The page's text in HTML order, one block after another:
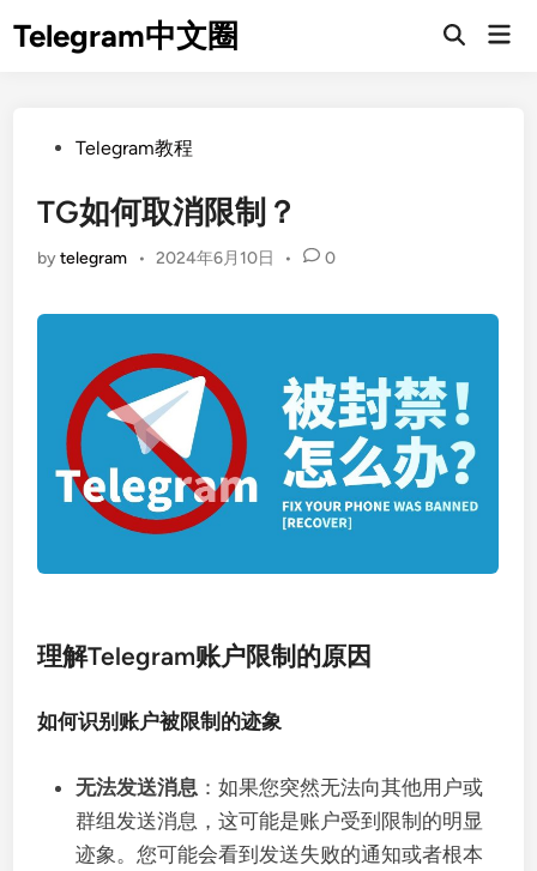
Telegram中文圈
Open
PostedTelegram教程
TG如何取消限制？
bytelegram • 2024年6月10日 • 0
理解Telegram账户限制的原因
如何识别账户被限制的迹象
无法发送消息 ：如果您突然无法向其他用户或
群组发送消息，这可能是账户受到限制的明显
迹象。您可能会看到发送失败的通知或者根本